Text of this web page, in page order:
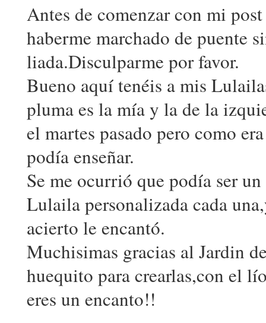
Antes de comenzar con mi
haberme marchado de puente
liada.Disculparme por favor.
Bueno aquí tenéis a mis
pluma es la mía y la de la
el martes pasado pero como
podía enseñar.
Se me ocurrió que podía ser
Lulaila personalizada cada
acierto le encantó.
Muchisimas gracias al Jardin
huequito para crearlas,con el
eres un encanto!!